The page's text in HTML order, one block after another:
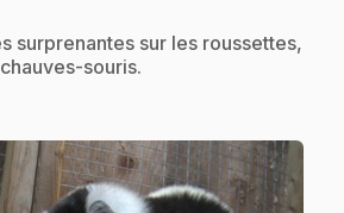
surprenantes sur les roussettes,
souris.